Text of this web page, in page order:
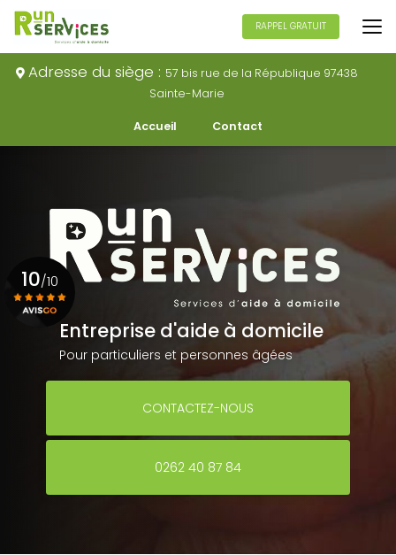
Aller
au
principal
Adresse du siège : 57 bis rue de la République 97438
Sainte-Marie
Accueil Contact
RAPPEL GRATUIT
Entreprise d'aide à domicile
Pour particuliers et personnes âgées
CONTACTEZ-NOUS
0262 40 87 84
10/10
Voir le certificat